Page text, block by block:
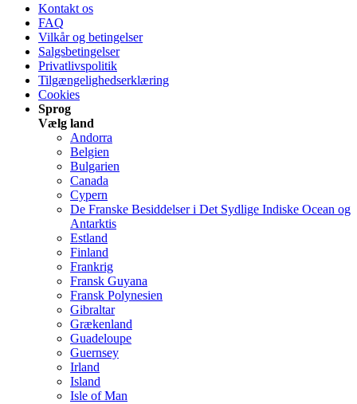
Kontakt os
FAQ
Vilkår og betingelser
Salgsbetingelser
Privatlivspolitik
Tilgængelighedserklæring
Cookies
Sprog
Vælg land
Andorra
Belgien
Bulgarien
Canada
Cypern
De Franske Besiddelser i Det Sydlige Indiske Ocean og
Antarktis
Estland
Finland
Frankrig
Fransk Guyana
Fransk Polynesien
Gibraltar
Grækenland
Guadeloupe
Guernsey
Irland
Island
Isle of Man